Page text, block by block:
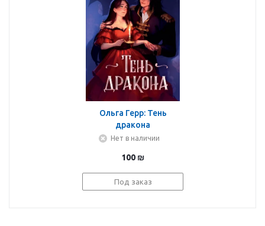
Ольга Герр: Тень
дракона
Нет в наличии
100 ₪
Под заказ